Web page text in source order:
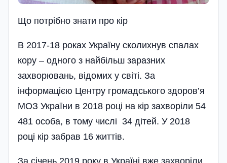
Що потрібно знати про кір
В 2017-18 роках Україну сколихнув спалах
кору – одного з найбільш заразних
захворювань, відомих у світі. За
інформацією Центру громадського здоров’я
МОЗ України в 2018 році на кір захворіли 54
481 особа, в тому числі 34 дітей. У 2018
році кір забрав 16 життів.
За січень 2019 року в Україні вже захворіли